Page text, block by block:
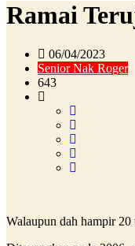
Ramai
06/04/2023
Senior Nak Roger
643
Walaupun dah hampir 20